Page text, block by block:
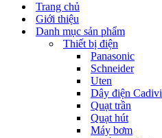
Trang chủ
Giới thiệu
Danh mục sản phẩm
Thiết bị điện
Panasonic
Schneider
Uten
Dây điện Cadivi
Quạt trần
Quạt hút
Máy bơm